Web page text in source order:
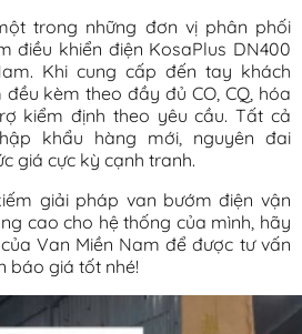
trong những đơn vị phân phối
điều khiển điện KosaPlus DN400
Khi cung cấp đến tay khách
kèm theo đầy đủ CO, CQ, hóa
kiểm định theo yêu cầu. Tất cả
khẩu hàng mới, nguyên đai
giá cực kỳ cạnh tranh.
giải pháp van bướm điện vận
cao cho hệ thống của mình, hãy
Van Miền Nam để được tư vấn
báo giá tốt nhé!